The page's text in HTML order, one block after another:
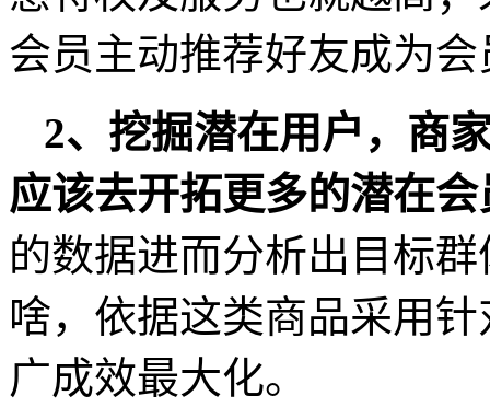
会员主动推荐好友成为
2、挖掘潜在用户，商
应该去开拓更多的潜在
的数据进而分析出目标
啥，依据这类商品采用
广成效最大化。